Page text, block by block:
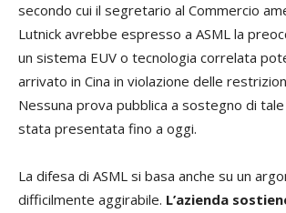
secondo cui il segretario al Commercio
Lutnick avrebbe espresso a ASML la
un sistema EUV o tecnologia correlata
arrivato in Cina in violazione delle
Nessuna prova pubblica a sostegno di
stata presentata fino a oggi.
La difesa di ASML si basa anche su un
difficilmente aggirabile. L’azienda